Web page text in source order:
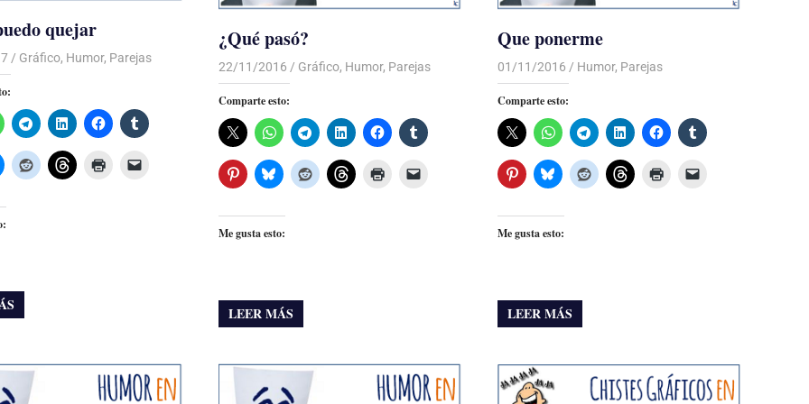
quejar
Luis Castellanos
Gráfico, Humor, Parejas
¿Qué pasó?
22/11/2016 Luis Castellanos
Gráfico, Humor, Parejas
Comparte esto:
Me gusta esto:
LEER MÁS
Que ponerme
01/11/2016 Luis Castellanos
Humor, Parejas
Comparte esto:
Me gusta esto:
LEER MÁS